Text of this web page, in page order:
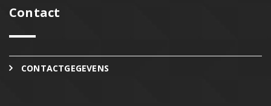
Contact
CONTACTGEGEVENS